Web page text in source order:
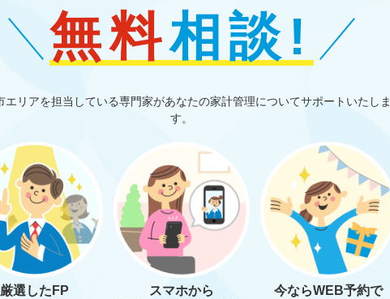
無料相談!
エリアを担当している専門家があなたの家計管理についてサポートいたしま
す。
厳選したFP
スマホから
今ならWEB予約で